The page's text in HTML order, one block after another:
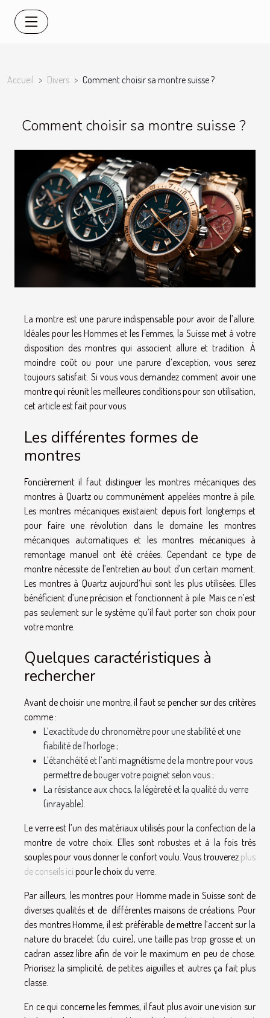
Accueil Divers Comment choisir sa montre suisse ?
Comment choisir sa montre suisse ?
La montre est une parure indispensable pour avoir de l’allure.
Idéales pour les Hommes et les Femmes, la Suisse met à votre
disposition des montres qui associent allure et tradition. À
moindre coût ou pour une parure d’exception, vous serez
toujours satisfait. Si vous vous demandez comment avoir une
montre qui réunit les meilleures conditions pour son utilisation,
cet article est fait pour vous.
Les différentes formes de
montres
Foncièrement il faut distinguer les montres mécaniques des
montres à Quartz ou communément appelées montre à pile.
Les montres mécaniques existaient depuis fort longtemps et
pour faire une révolution dans le domaine les montres
mécaniques automatiques et les montres mécaniques à
remontage manuel ont été créées. Cependant ce type de
montre nécessite de l’entretien au bout d’un certain moment.
Les montres à Quartz aujourd’hui sont les plus utilisées. Elles
bénéficient d’une précision et fonctionnent à pile. Mais ce n’est
pas seulement sur le système qu’il faut porter son choix pour
votre montre.
Quelques caractéristiques à
rechercher
Avant de choisir une montre, il faut se pencher sur des critères
comme :
L’exactitude du chronomètre pour une stabilité et une
fiabilité de l’horloge ;
L’étanchéité et l’anti magnétisme de la montre pour vous
permettre de bouger votre poignet selon vous ;
La résistance aux chocs, la légèreté et la qualité du verre
(inrayable).
Le verre est l’un des matériaux utilisés pour la confection de la
montre de votre choix. Elles sont robustes et à la fois très
souples pour vous donner le confort voulu. Vous trouverez plus
de conseils ici pour le choix du verre.
Par ailleurs, les montres pour Homme made in Suisse sont de
diverses qualités et de différentes maisons de créations. Pour
des montres Homme, il est préférable de mettre l’accent sur la
nature du bracelet (du cuire), une taille pas trop grosse et un
cadran assez libre afin de voir le maximum en peu de chose.
Priorisez la simplicité, de petites aiguilles et autres ça fait plus
classe.
En ce qui concerneles femmes, il faut plus avoir une vision sur